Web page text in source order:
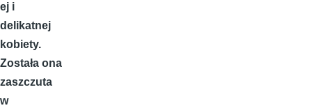
ej i
delikatnej
kobiety.
Została ona
zaszczuta
w